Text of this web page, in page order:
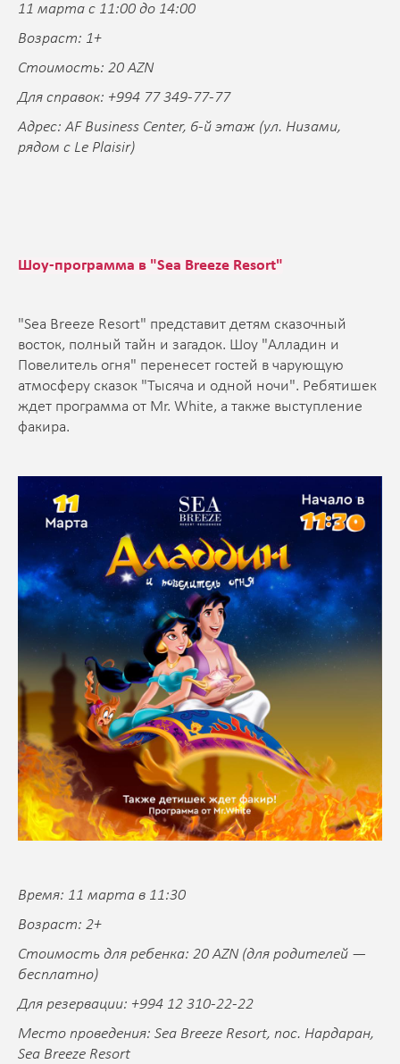
11 марта с 11:00 до 14:00
Возраст: 1+
Стоимость: 20 AZN
Для справок: +994 77 349-77-77
Адрес: AF Business Center, 6-й этаж (ул. Низами,
рядом c Le Plaisir)
Шоу-программа в "Sea Breeze Resort"
"Sea Breeze Resort" представит детям сказочный
восток, полный тайн и загадок. Шоу "Алладин и
Повелитель огня" перенесет гостей в чарующую
атмосферу сказок "Тысяча и одной ночи". Ребятишек
ждет программа от Mr. White, а также выступление
факира.
Время: 11 марта в 11:30
Возраст: 2+
Стоимость для ребенка: 20 AZN (для родителей —
бесплатно)
Для резервации: +994 12 310-22-22
Место проведения: Sea Breeze Resort, пос. Нардаран,
Sea Breeze Resort